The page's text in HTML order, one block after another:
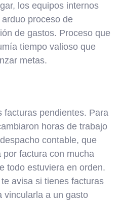
los equipos internos
proceso de
de gastos. Proceso que
tiempo valioso que
metas.
facturas pendientes. Para
horas de trabajo
contable, que
factura con mucha
todo estuviera en orden.
avisa si tienes facturas
vincularla a un gasto